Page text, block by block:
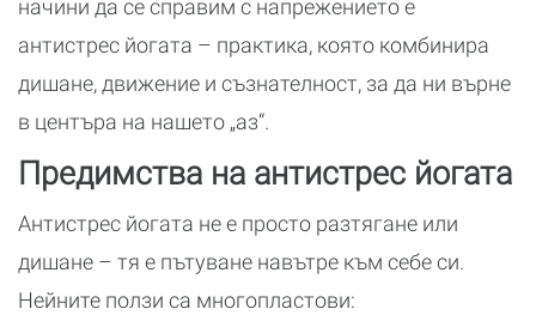
начини да се справим с напрежението е
антистрес йогата – практика, която комбинира
дишане, движение и съзнателност, за да ни върне
в центъра на нашето „аз“.
Предимства на антистрес йогата
Антистрес йогата не е просто разтягане или
дишане – тя е пътуване навътре към себе си.
Нейните ползи са многопластови: